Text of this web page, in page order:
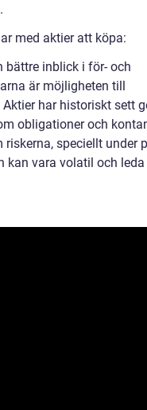
med aktier att köpa:
bättre inblick i för- och
är möjligheten till
har historiskt sett
obligationer och
speciellt under
kan vara volatil och